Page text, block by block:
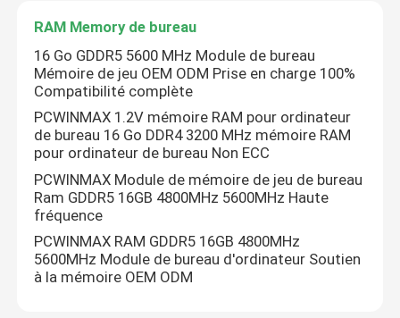
Au sujet de nous
Visite d'usine
Contrôle de qualité
Contactez-nous
Demandez une citation
RAM Memory de bureau
16 Go GDDR5 5600 MHz Module de bureau
Mémoire de jeu OEM ODM Prise en charge 100%
Compatibilité complète
PCWINMAX 1.2V mémoire RAM pour ordinateur
de bureau 16 Go DDR4 3200 MHz mémoire RAM
pour ordinateur de bureau Non ECC
PCWINMAX Module de mémoire de jeu de bureau
Ram GDDR5 16GB 4800MHz 5600MHz Haute
fréquence
PCWINMAX RAM GDDR5 16GB 4800MHz
5600MHz Module de bureau d'ordinateur Soutien
à la mémoire OEM ODM